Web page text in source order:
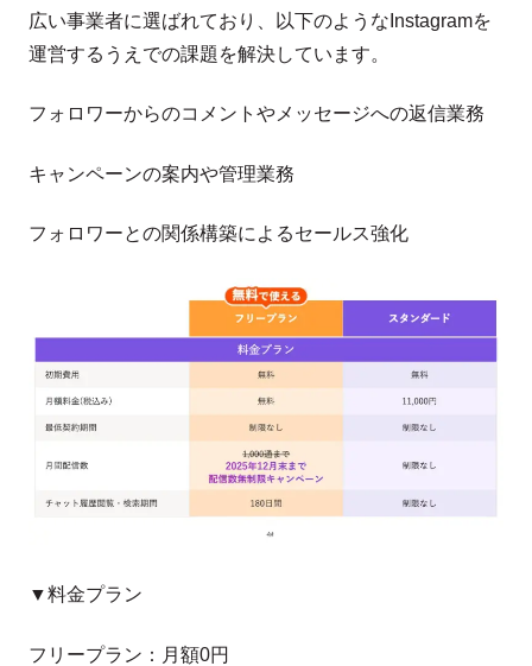
広い事業者に選ばれており、以下のようなInstagramを
運営するうえでの課題を解決しています。
フォロワーからのコメントやメッセージへの返信業務
キャンペーンの案内や管理業務
フォロワーとの関係構築によるセールス強化
▼料金プラン
フリープラン：月額0円